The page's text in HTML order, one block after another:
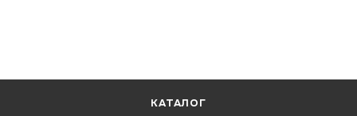
КАТАЛОГ